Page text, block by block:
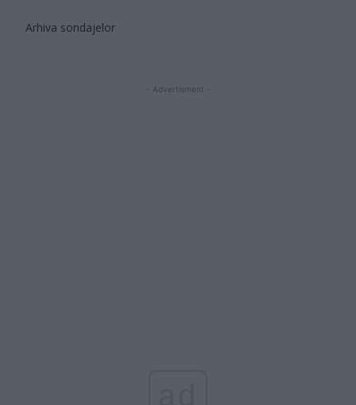
Arhiva sondajelor
- Advertisment -